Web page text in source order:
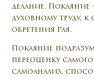
делание. Покаяние
духовному труду,
обретения Рая.
Покаяние
переоценку
самоанализ,